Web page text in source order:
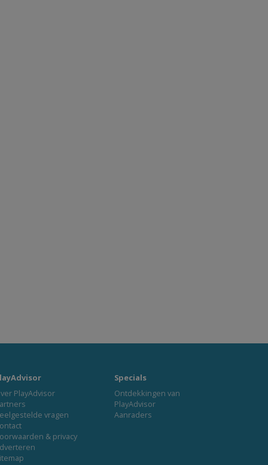
PlayAdvisor
vragen
& privacy
Specials
Ontdekkingen van
PlayAdvisor
Aanraders